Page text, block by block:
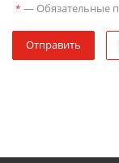
* — Обязательные
Отправить